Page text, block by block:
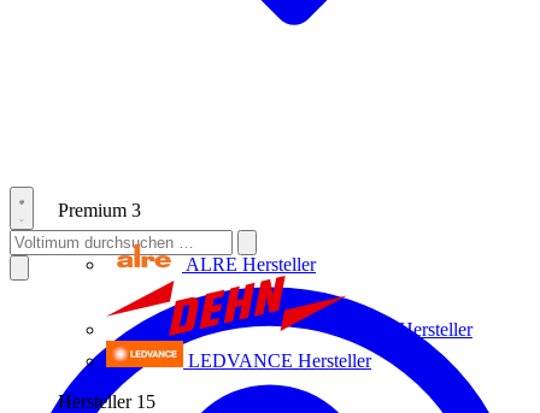
Premium 3
ALRE Hersteller
Hersteller
LEDVANCE Hersteller
Hersteller 15